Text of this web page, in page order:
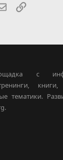
Электронная
Ссылка
с
тематики.